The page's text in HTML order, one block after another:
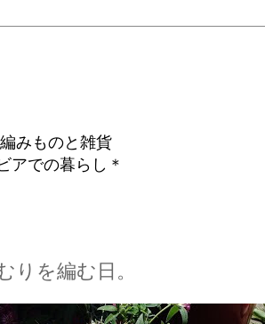
みものと雑貨
アでの暮らし＊
りを編む日。